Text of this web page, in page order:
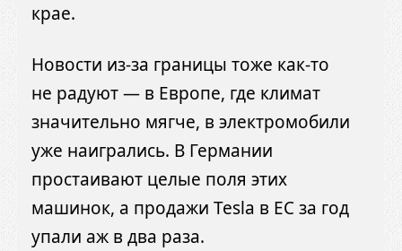
крае.
Новости из-за границы тоже как-то
не радуют — в Европе, где климат
значительно мягче, в электромобили
уже наигрались. В Германии
простаивают целые поля этих
машинок, а продажи Tesla в ЕС за год
упали аж в два раза.